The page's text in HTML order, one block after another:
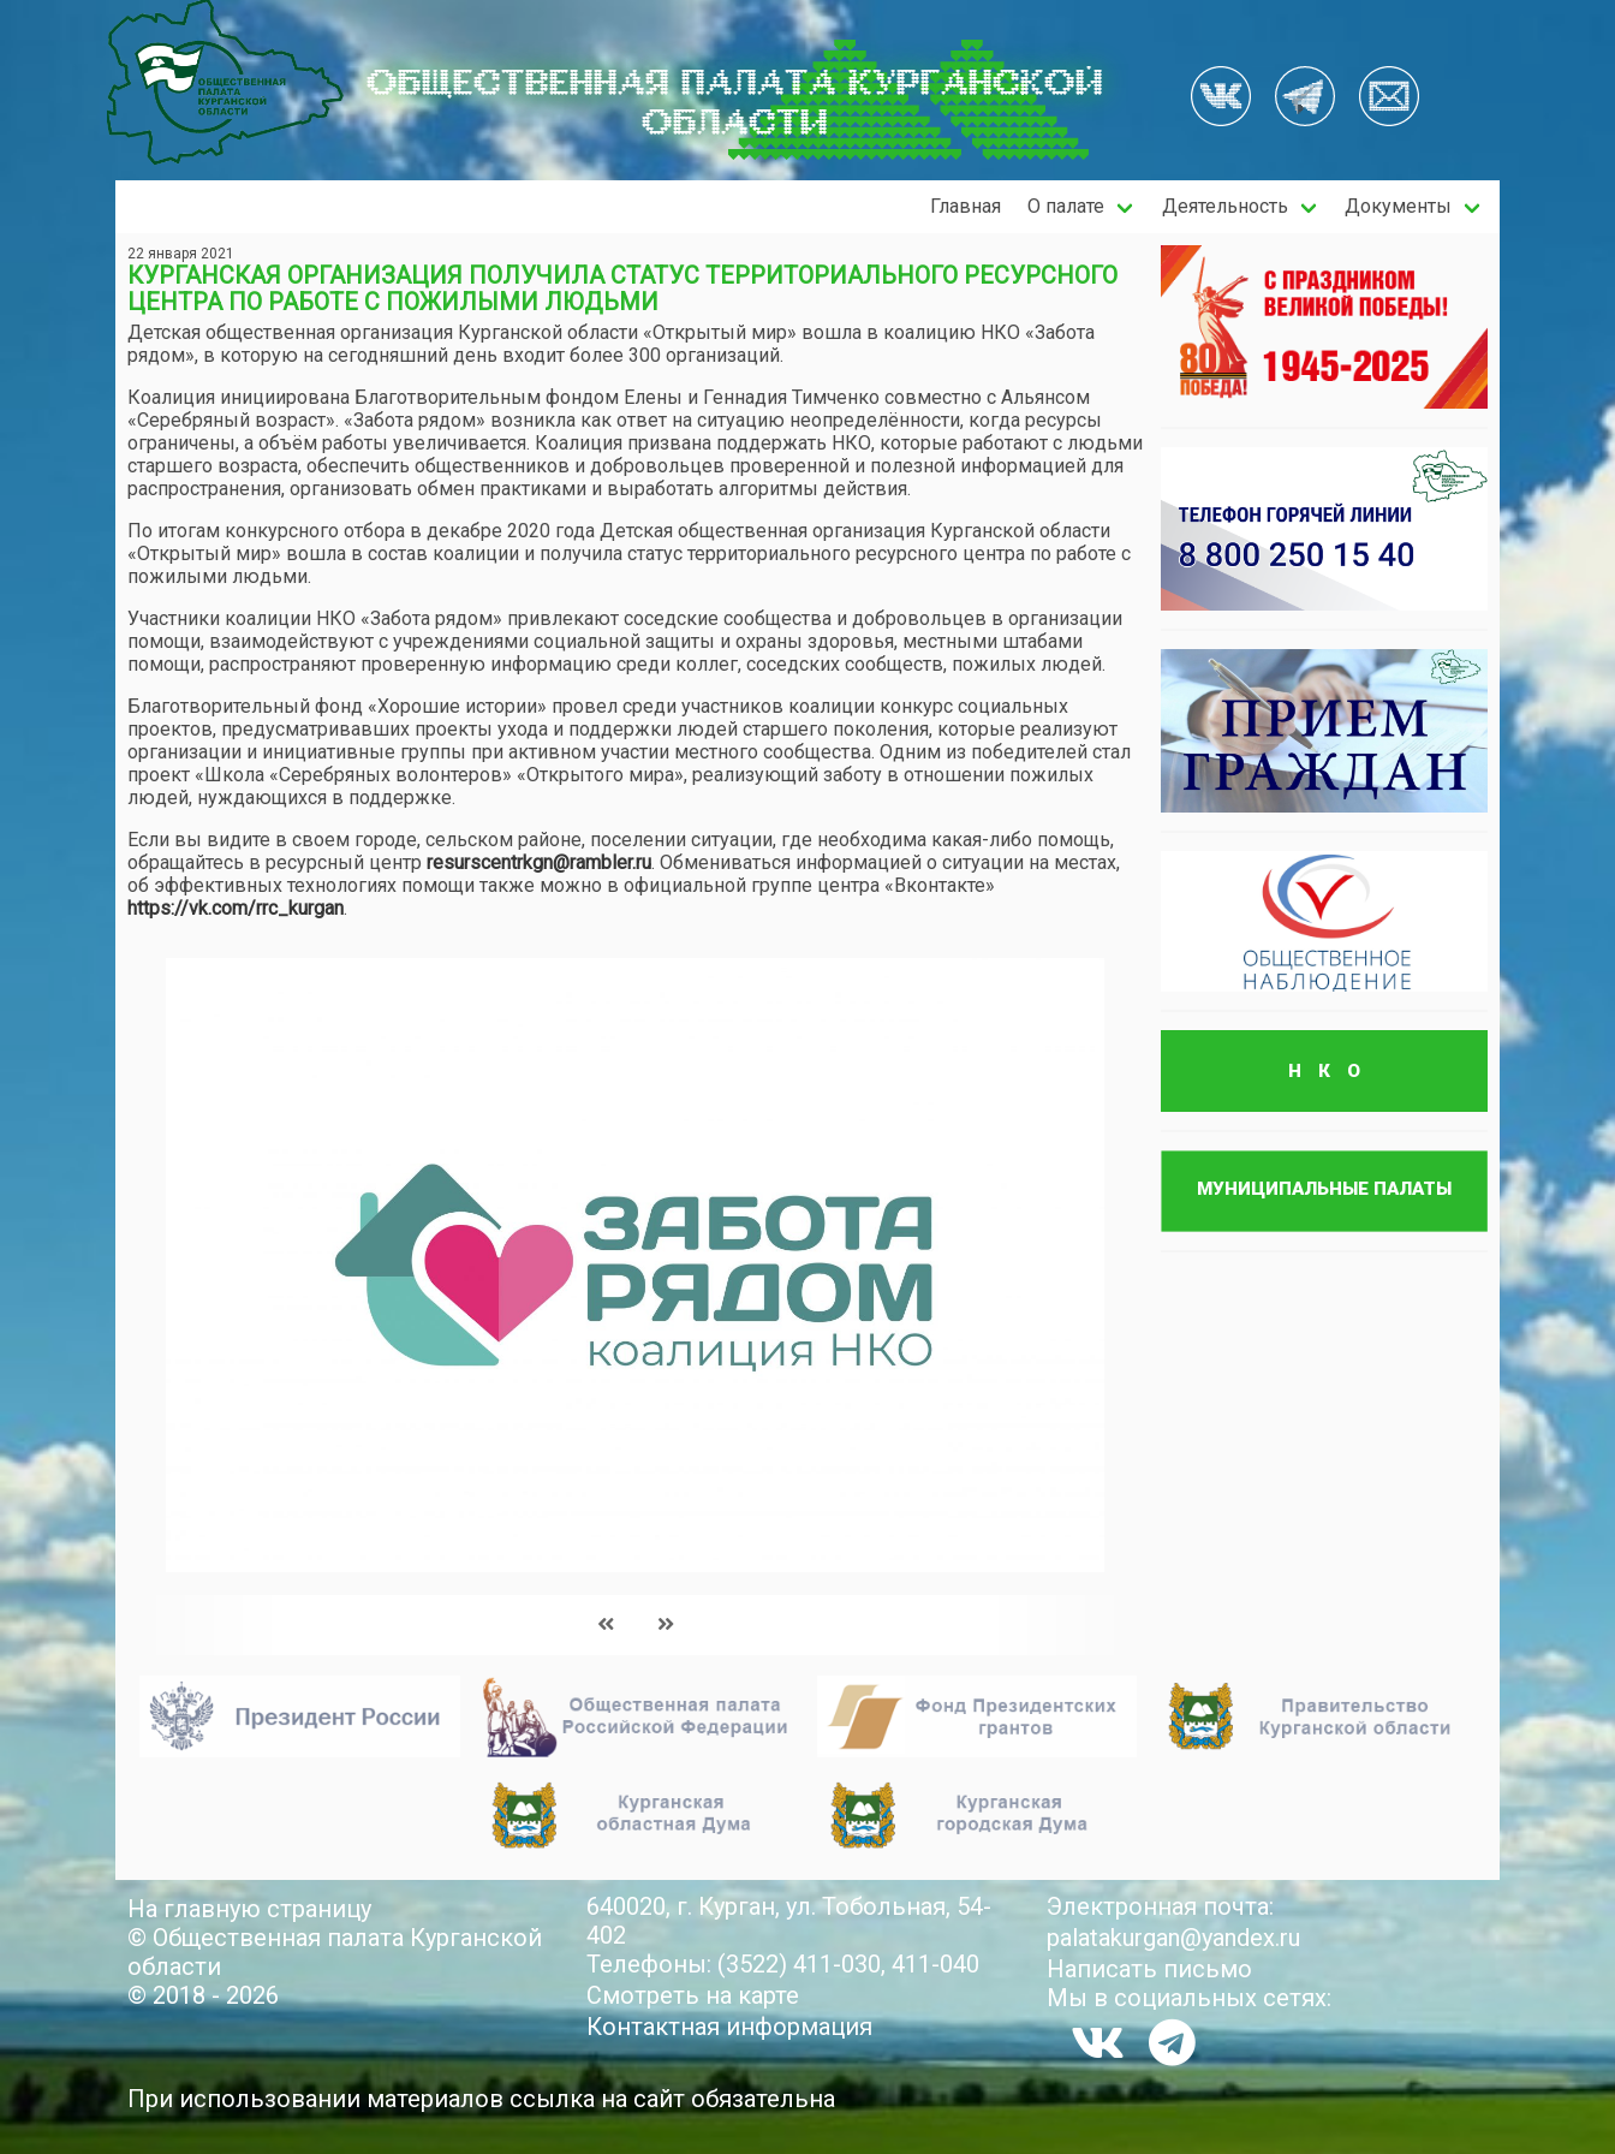
ОБЩЕСТВЕННАЯ ПАЛАТА КУРГАНСКОЙ
ОБЛАСТИ
Главная О палате Деятельность Документы
22 января 2021
КУРГАНСКАЯ ОРГАНИЗАЦИЯ ПОЛУЧИЛА СТАТУС ТЕРРИТОРИАЛЬНОГО РЕСУРСНОГО
ЦЕНТРА ПО РАБОТЕ С ПОЖИЛЫМИ ЛЮДЬМИ
Детская общественная организация Курганской области «Открытый мир» вошла в коалицию НКО «Забота
рядом», в которую на сегодняшний день входит более 300 организаций.
Коалиция инициирована Благотворительным фондом Елены и Геннадия Тимченко совместно с Альянсом
«Серебряный возраст». «Забота рядом» возникла как ответ на ситуацию неопределённости, когда ресурсы
ограничены, а объём работы увеличивается. Коалиция призвана поддержать НКО, которые работают с людьми
старшего возраста, обеспечить общественников и добровольцев проверенной и полезной информацией для
распространения, организовать обмен практиками и выработать алгоритмы действия.
По итогам конкурсного отбора в декабре 2020 года Детская общественная организация Курганской области
«Открытый мир» вошла в состав коалиции и получила статус территориального ресурсного центра по работе с
пожилыми людьми.
Участники коалиции НКО «Забота рядом» привлекают соседские сообщества и добровольцев в организации
помощи, взаимодействуют с учреждениями социальной защиты и охраны здоровья, местными штабами
помощи, распространяют проверенную информацию среди коллег, соседских сообществ, пожилых людей.
Благотворительный фонд «Хорошие истории» провел среди участников коалиции конкурс социальных
проектов, предусматривавших проекты ухода и поддержки людей старшего поколения, которые реализуют
организации и инициативные группы при активном участии местного сообщества. Одним из победителей стал
проект «Школа «Серебряных волонтеров» «Открытого мира», реализующий заботу в отношении пожилых
людей, нуждающихся в поддержке.
Если вы видите в своем городе, сельском районе, поселении ситуации, где необходима какая-либо помощь,
обращайтесь в ресурсный центр resurscentrkgn@rambler.ru. Обмениваться информацией о ситуации на местах,
об эффективных технологиях помощи также можно в официальной группе центра «Вконтакте»
https://vk.com/rrc_kurgan.
На главную страницу
© Общественная палата Курганской
области
© 2018 - 2026
640020, г. Курган, ул. Тобольная, 54-
402
Телефоны: (3522) 411-030, 411-040
Смотреть на карте
Контактная информация
Электронная почта:
palatakurgan@yandex.ru
Написать письмо
Мы в социальных сетях:
При использовании материалов ссылка на сайт обязательна